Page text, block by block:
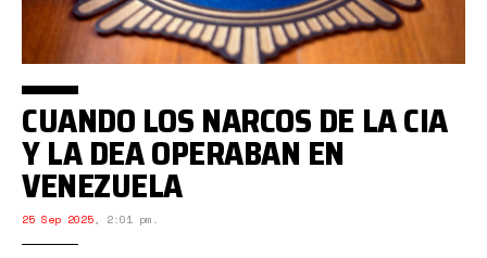
CUANDO LOS NARCOS DE LA CIA
Y LA DEA OPERABAN EN
VENEZUELA
25 Sep 2025, 2:01 pm.